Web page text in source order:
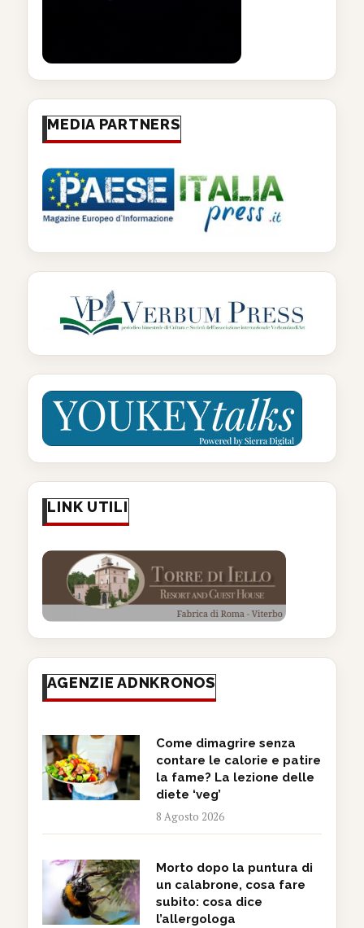
MEDIA PARTNERS
LINK UTILI
AGENZIE ADNKRONOS
Come dimagrire senza
contare le calorie e patire
la fame? La lezione delle
diete ‘veg’
8 Agosto 2026
Morto dopo la puntura di
un calabrone, cosa fare
subito: cosa dice
l’allergologa